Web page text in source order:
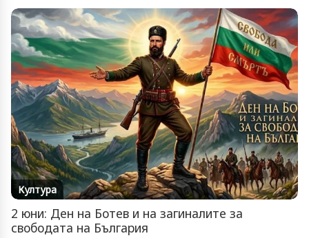
Култура
2 юни: Ден на Ботев и на загиналите за
свободата на България